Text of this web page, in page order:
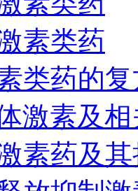
素类药
类药的
激素及
素药及